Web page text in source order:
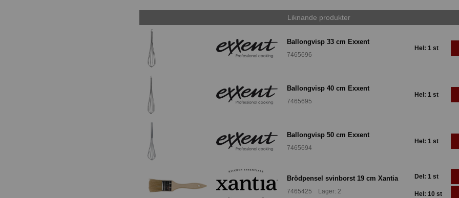
Liknande produkter
Ballongvisp 33 cm Exxent
7465696
Hel: 1 st
Ballongvisp 40 cm Exxent
7465695
Hel: 1 st
Ballongvisp 50 cm Exxent
7465694
Hel: 1 st
Brödpensel svinborst 19 cm Xantia
7465425 Lager: 2
Del: 1 st
Hel: 10 st